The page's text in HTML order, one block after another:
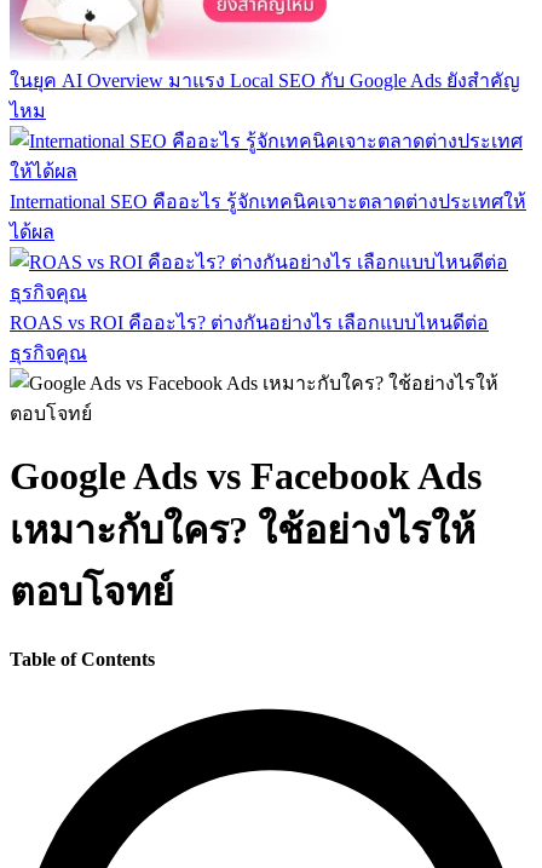
ในยุค AI Overview มาแรง Local SEO กับ Google Ads ยังสำคัญ
ไหม
International SEO คืออะไร รู้จักเทคนิคเจาะตลาดต่างประเทศให้
ได้ผล
ROAS vs ROI คืออะไร? ต่างกันอย่างไร เลือกแบบไหนดีต่อ
ธุรกิจคุณ
Google Ads vs Facebook Ads
เหมาะกับใคร? ใช้อย่างไรให้
ตอบโจทย์
Table of Contents